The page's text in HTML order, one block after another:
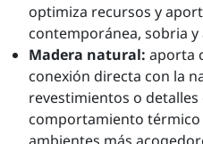
optimiza recursos y
contemporánea, sobria
Madera natural: aporta
conexión directa con la
revestimientos o
comportamiento térmico